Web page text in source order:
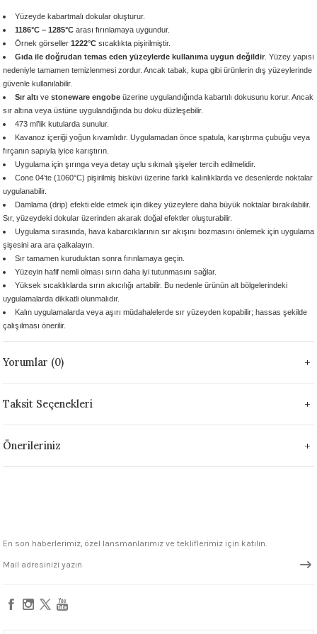
1305 °C
- 1222 °C
- 1046 °C
°C
1046 °C
- 1046 °C
°C
°C
999 - 1222 °C
°C
Yüzeyde kabartmalı dokular oluşturur.
1186°C – 1285°Carası fırınlamaya uygundur.
Örnek görseller 1222°C sıcaklıkta pişirilmiştir.
Gıda ile doğrudan temas eden yüzeylerde kullanıma uygun değildir. Yüzey yapısı
nedeniyle tamamen temizlenmesi zordur. Ancak tabak, kupa gibi ürünlerin dış yüzeylerinde
güvenle kullanılabilir.
Sır altıve stoneware engobeüzerine uygulandığında kabartılı dokusunu korur. Ancak
sır altına veya üstüne uygulandığında bu doku düzleşebilir.
473 ml’lik kutularda sunulur.
Kavanoz içeriği yoğun kıvamlıdır. Uygulamadan önce spatula, karıştırma çubuğu veya
fırçanın sapıyla iyice karıştırın.
Uygulama için şırınga veya detay uçlu sıkmalı şişeler tercih edilmelidir.
Cone 04’te (1060°C) pişirilmiş bisküvi üzerine farklı kalınlıklarda ve desenlerde noktalar
uygulanabilir.
Damlama (drip) efekti elde etmek için dikey yüzeylere daha büyük noktalar bırakılabilir.
Sır, yüzeydeki dokular üzerinden akarak doğal efektler oluşturabilir.
Uygulama sırasında, hava kabarcıklarının sır akışını bozmasını önlemek için uygulama
şişesini ara ara çalkalayın.
Sır tamamen kuruduktan sonra fırınlamaya geçin.
Yüzeyin hafif nemli olması sırın daha iyi tutunmasını sağlar.
Yüksek sıcaklıklarda sırın akıcılığı artabilir. Bu nedenle ürünün alt bölgelerindeki
uygulamalarda dikkatli olunmalıdır.
Kalın uygulamalarda veya aşırı müdahalelerde sır yüzeyden kopabilir; hassas şekilde
çalışılması önerilir.
Yorumlar (0)
Taksit Seçenekleri
Önerileriniz
En son haberlerimiz, özel lansmanlarımız ve tekliflerimiz için katılın.